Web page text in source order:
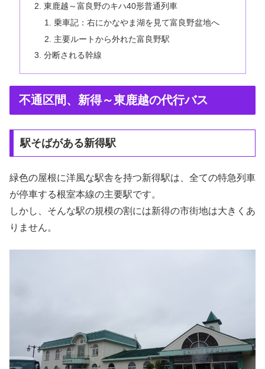
東鹿越～富良野のキハ40形普通列車
乗車記：右にかなやま湖を見て富良野盆地へ
主要ルートから外れた富良野駅
分断される幹線
不通区間、新得～東鹿越の代行バス
駅そばがある新得駅
緑色の屋根に洋風な駅舎を持つ新得駅は、全ての特急列車
が停車する根室本線の主要駅です。
しかし、そんな駅の規模の割には新得の市街地は大きくあ
りません。